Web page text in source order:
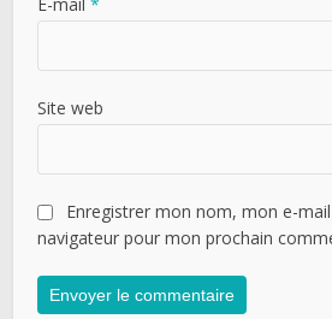
Site web
Enregistrer mon nom, mon e-
navigateur pour mon prochain